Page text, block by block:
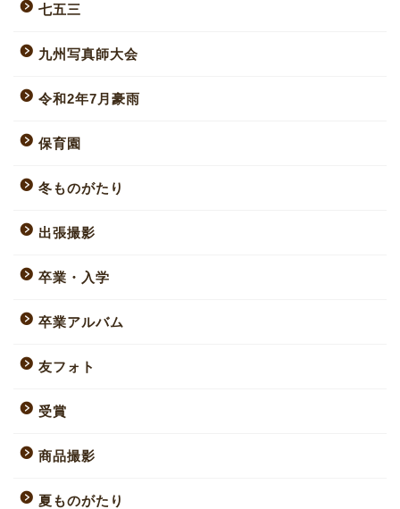
七五三
九州写真師大会
令和2年7月豪雨
保育園
冬ものがたり
出張撮影
卒業・入学
卒業アルバム
友フォト
受賞
商品撮影
夏ものがたり